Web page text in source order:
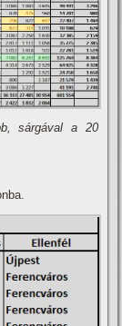
sárgával a 20